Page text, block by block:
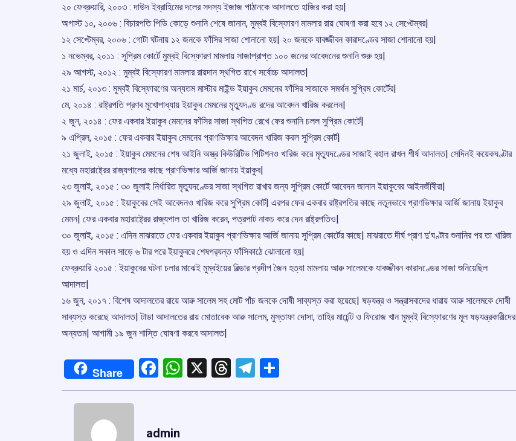
২০ ফেব্রুয়ারি, ২০০৩ : দাউদ ইব্রাহিমের দলের সদস্য ইজাজ পাঠানকে আদালতে হাজির করা হয়|
অগাস্ট ১০, ২০০৬ : বিচারপতি পিডি কোড়ে শুনানি শেষে জানান, মুম্বই বিস্ফোরণ মামলার রায় ঘোষণা করা হবে ১২ সেপ্টেম্বর|
১২ সেপ্টেম্বর, ২০০৬ : গোটা ঘটনায় ১২ জনকে ফাঁসির সাজা শোনানো হয়| ২০ জনকে যাবজ্জীবন কারাদণ্ডের সাজা শোনানো হয়|
১ নভেম্বর, ২০১১ : সুপ্রিম কোর্টে মুম্বই বিস্ফোরণ মামলায় সাজাপ্রাপ্ত ১০০ জনের আবেদনের শুনানি শুরু হয়|
২৯ আগস্ট, ২০১২ : মুম্বই বিস্ফোরণ মামলার রায়দান স্থগিত রাখে সর্বোচ্চ আদালত|
২১ মার্চ, ২০১৩ : মুম্বই বিস্ফোরণের অন্যতম মাস্টার মাইন্ড ইয়াকুব মেমনের ফাঁসির সাজাকে সমর্থন সুপ্রিম কোর্টের|
মে, ২০১৪ : রাষ্ট্রপতি প্রণব মুখোপাধ্যায় ইয়াকুব মেমনের মৃতু্যদণ্ড রদের আবেদন খারিজ করলেন|
২ জুন, ২০১৪ : ফের একবার ইয়াকুব মেমনের ফাঁসির সাজা স্থগিত রেখে ফের শুনানি চলল সুপ্রিম কোর্টে|
৯ এপ্রিল, ২০১৫ : ফের একবার ইয়াকুব মেমনের প্রাণভিক্ষার আবেদন খারিজ করল সুপ্রিম কোর্ট|
২১ জুলাই, ২০১৫ : ইয়াকুব মেমনের শেষ আইনি অস্ত্র কিউরিটিভ পিটিশনও খারিজ করে মৃতু্যদণ্ডের সাজাই বহাল রাখল শীর্ষ আদালত| সেদিনই কয়েকঘণ্টার
মধ্যে মহারাষ্ট্রের রাজ্যপালের কাছে প্রাণভিক্ষার আর্জি জানায় ইয়াকুব|
২৩ জুলাই, ২০১৫ : ৩০ জুলাই নির্ধারিত মৃতু্যদণ্ডের সাজা স্থগিত রাখার জন্য সুপ্রিম কোর্টে আবেদন জানান ইয়াকুবের আইনজীবীরা|
২৯ জুলাই, ২০১৫ : ইয়াকুবের সেই আবেদনও খারিজ করে সুপ্রিম কোর্ট| এরপর ফের একবার রাষ্ট্রপতির কাছে নতুনভাবে প্রাণভিক্ষার আর্জি জানায় ইয়াকুব
মেমন| ফের একবার মহারাষ্ট্রের রাজ্যপাল তা খারিজ করেন, পত্রপাট নাকচ করে দেন রাষ্ট্রপতিও|
৩০ জুলাই, ২০১৫ : এদিন মাঝরাতে ফের একবার ইয়াকুব প্রাণভিক্ষার আর্জি জানায় সুপ্রিম কোর্টের কাছে| মাঝরাতে দীর্ঘ প্রাণ দু’ঘণ্টার শুনানির পর তা খারিজ
হয় ও এদিন সকাল সাড়ে ৬ টার পরে ইয়াকুবরে শেষপর‌্যন্ত ফাঁসিকাঠে ঝোলানো হয়|
ফেব্রুয়ারি ২০১৫ : ইয়াকুবের ঘটনা চলার মাঝেই মুম্বইয়ের বিল্ডার প্রদীপ জৈন হত্যা মামলায় আৱু সালেমকে যাবজ্জীবন কারাদণ্ডের সাজা শুনিয়েছিল
আদালত|
১৬ জুন, ২০১৭ : বিশেষ আদালতের রায়ে আৱু সালেম সহ মোট পাঁচ জনকে দোষী সাব্যস্ত করা হয়েছে| ষড়যন্ত্র ও সন্ত্রাসবাদের ধারায় আৱু সালেমকে দোষী
সাব্যস্ত করেছে আদালত| টাডা আদালতের রায় মোতাবেক আৱু সালেম, মুস্তাফা দোসা, তাহির মার্চেন্ট ও ফিরোজ খান মুম্বই বিস্ফোরণের মূল ষড়যন্ত্রকারীদের
অন্যতম| আগামী ১৯ জুন শাস্তি ঘোষণা করবে আদালত|
Share Facebook
WhatsApp
X Threads
Telegram
admin